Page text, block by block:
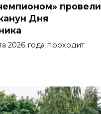
провели
Дня
2026 года проходит